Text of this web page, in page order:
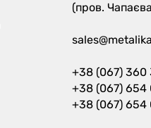
(пров.
+38 (067) 360
+38 (067) 654
+38 (067) 654